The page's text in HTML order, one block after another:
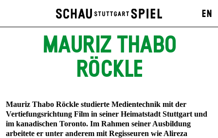
EN
MAURIZ THABO
RÖCKLE
Mauriz Thabo Röckle studierte Medientechnik mit der
Vertiefungsrichtung Film in seiner Heimatstadt Stuttgart und
im kanadischen Toronto. Im Rahmen seiner Ausbildung
arbeitete er unter anderem mit Regisseuren wie Alireza